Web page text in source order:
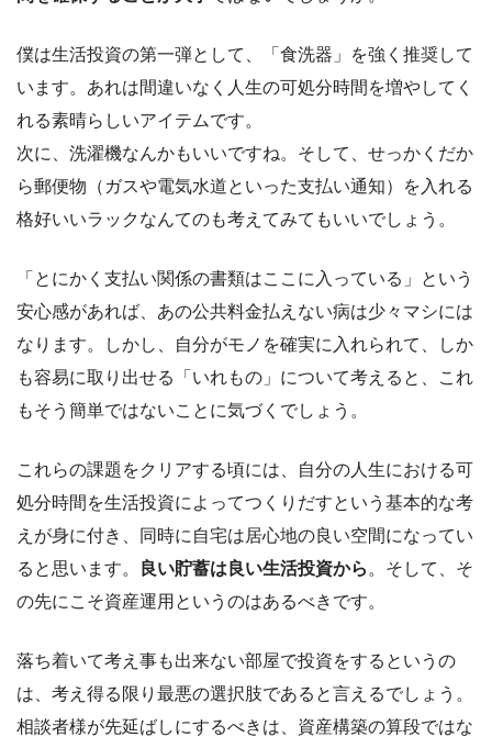
僕は生活投資の第一弾として、「食洗器」を強く推奨して
います。あれは間違いなく人生の可処分時間を増やしてく
れる素晴らしいアイテムです。
次に、洗濯機なんかもいいですね。そして、せっかくだか
ら郵便物（ガスや電気水道といった支払い通知）を入れる
格好いいラックなんてのも考えてみてもいいでしょう。
「とにかく支払い関係の書類はここに入っている」という
安心感があれば、あの公共料金払えない病は少々マシには
なります。しかし、自分がモノを確実に入れられて、しか
も容易に取り出せる「いれもの」について考えると、これ
もそう簡単ではないことに気づくでしょう。
これらの課題をクリアする頃には、自分の人生における可
処分時間を生活投資によってつくりだすという基本的な考
えが身に付き、同時に自宅は居心地の良い空間になってい
ると思います。
良い貯蓄は良い生活投資から 。そして、そ
の先にこそ資産運用というのはあるべきです。
落ち着いて考え事も出来ない部屋で投資をするというの
は、考え得る限り最悪の選択肢であると言えるでしょう。
相談者様が先延ばしにするべきは、資産構築の算段ではな